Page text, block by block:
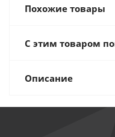
Похожие товары
С этим товаром
Описание